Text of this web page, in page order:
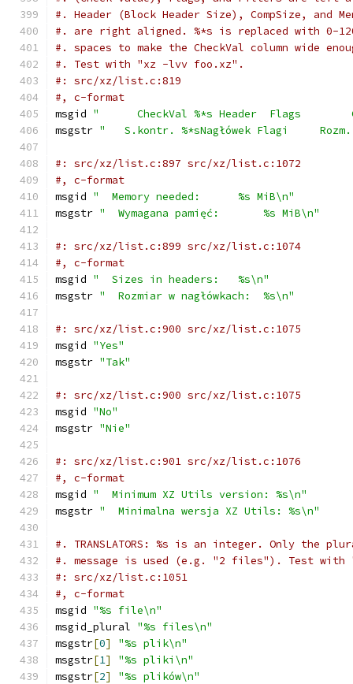
#. Header (Block Header Size), CompSize, and
#. are right aligned. %*s is replaced with 0-
#. spaces to make the CheckVal column wide
#. Test with "xz -lvv foo.xz".
#: src/xz/list.c:819
#, c-format
msgid "      CheckVal %*s Header  Flags
msgstr "   S.kontr. %*sNagłówek Flagi
#: src/xz/list.c:897 src/xz/list.c:1072
#, c-format
msgid "  Memory needed:      %s MiB\n"
msgstr "  Wymagana pamięć:       %s MiB\n"
#: src/xz/list.c:899 src/xz/list.c:1074
#, c-format
msgid "  Sizes in headers:   %s\n"
msgstr "  Rozmiar w nagłówkach:  %s\n"
#: src/xz/list.c:900 src/xz/list.c:1075
msgid "Yes"
msgstr "Tak"
#: src/xz/list.c:900 src/xz/list.c:1075
msgid "No"
msgstr "Nie"
#: src/xz/list.c:901 src/xz/list.c:1076
#, c-format
msgid "  Minimum XZ Utils version: %s\n"
msgstr "  Minimalna wersja XZ Utils: %s\n"
#. TRANSLATORS: %s is an integer. Only the
#. message is used (e.g. "2 files"). Test
#: src/xz/list.c:1051
#, c-format
msgid "%s file\n"
msgid_plural "%s files\n"
msgstr[0]
"%s plik\n"
msgstr[1]
"%s pliki\n"
msgstr[2] "%s plików\n"